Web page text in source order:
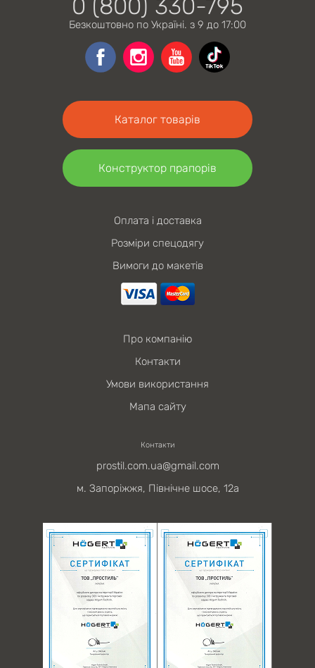
0 (800) 330-795
Безкоштовно по Україні. з 9 до 17:00
Каталог товарів
Конструктор прапорів
Оплата і доставка
Розміри спецодягу
Вимоги до макетів
Про компанію
Контакти
Умови використання
Мапа сайту
Контакти
prostil.com.ua@gmail.com
м. Запоріжжя, Північне шосе, 12а